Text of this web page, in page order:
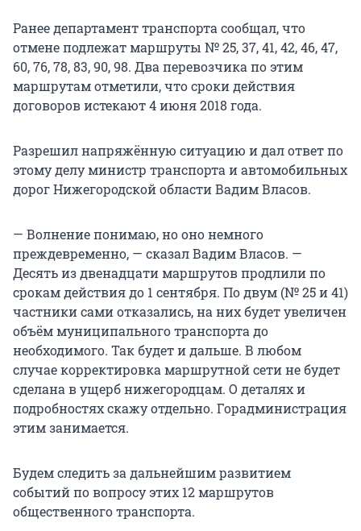
Ранее департамент транспорта сообщал, что
отмене подлежат маршруты № 25, 37, 41, 42, 46, 47,
60, 76, 78, 83, 90, 98. Два перевозчика по этим
маршрутам отметили, что сроки действия
договоров истекают 4 июня 2018 года.
Разрешил напряжённую ситуацию и дал ответ по
этому делу министр транспорта и автомобильных
дорог Нижегородской области Вадим Власов.
— Волнение понимаю, но оно немного
преждевременно, — сказал Вадим Власов. —
Десять из двенадцати маршрутов продлили по
срокам действия до 1 сентября. По двум (№ 25 и 41)
частники сами отказались, на них будет увеличен
объём муниципального транспорта до
необходимого. Так будет и дальше. В любом
случае корректировка маршрутной сети не будет
сделана в ущерб нижегородцам. О деталях и
подробностях скажу отдельно. Горадминистрация
этим занимается.
Будем следить за дальнейшим развитием
событий по вопросу этих 12 маршрутов
общественного транспорта.